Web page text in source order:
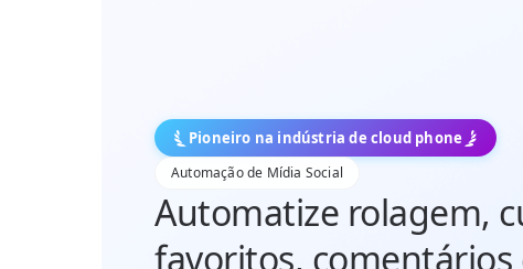
Pioneiro na indústria de cloud phone
Automação de Mídia Social
Automatize rolagem,
favoritos, comentários